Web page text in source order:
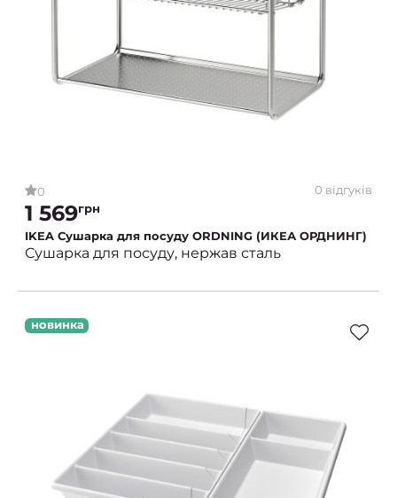
0 0 відгуків
1 569грн
IKEA Сушарка для посуду ORDNING (ИКЕА ОРДНИНГ)
Сушарка для посуду, нержав сталь
новинка